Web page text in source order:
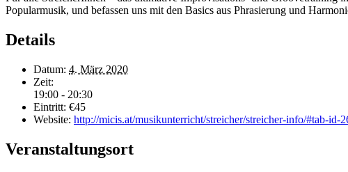
Popularmusik, und befassen uns mit den Basics aus Phrasierung und
Details
Datum: 4. März 2020
Zeit:
19:00 - 20:30
Eintritt: €45
Website: http://micis.at/musikunterricht/streicher/streicher-info/#tab-id-
Veranstaltungsort